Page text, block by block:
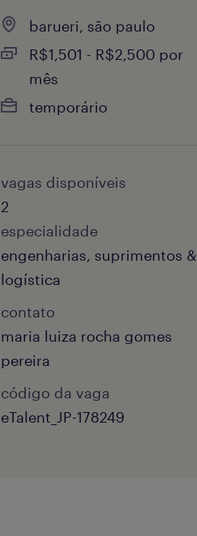
barueri, são paulo
R$1,501 - R$2,500 por
mês
temporário
vagas disponíveis
2
especialidade
engenharias, suprimentos &
logística
contato
maria luiza rocha gomes
pereira
código da vaga
eTalent_JP-178249